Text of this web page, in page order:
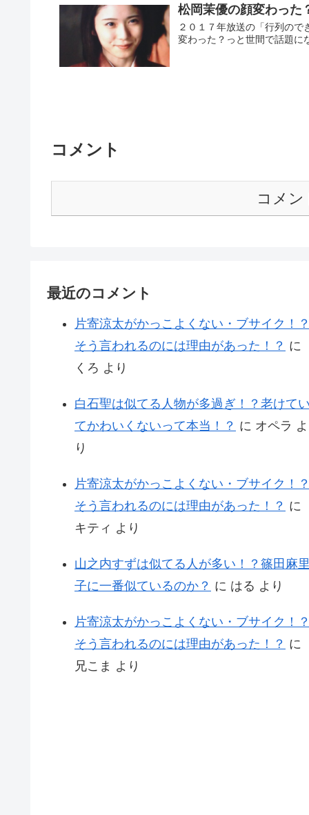
松岡茉優の顔変わった
２０１７年放送の「行列の
変わった？っと世間で話題に
コメント
コメン
最近のコメント
片寄涼太がかっこよくない・ブサイク！？
そう言われるのには理由があった！？ に
くろ より
白石聖は似てる人物が多過ぎ！？老けてい
てかわいくないって本当！？ に オペラ よ
り
片寄涼太がかっこよくない・ブサイク！？
そう言われるのには理由があった！？ に
キティ より
山之内すずは似てる人が多い！？篠田麻里
子に一番似ているのか？ に はる より
片寄涼太がかっこよくない・ブサイク！？
そう言われるのには理由があった！？ に
兄こま より